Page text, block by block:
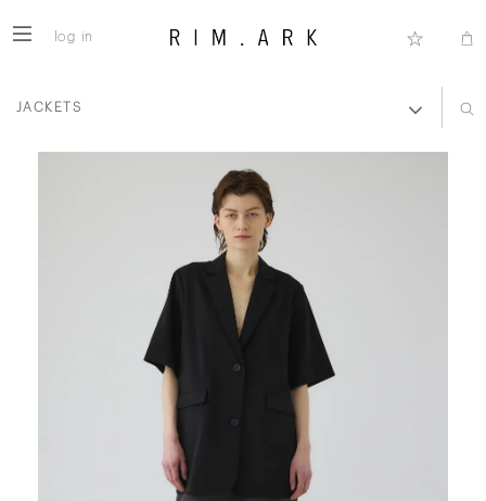
log in
JACKETS